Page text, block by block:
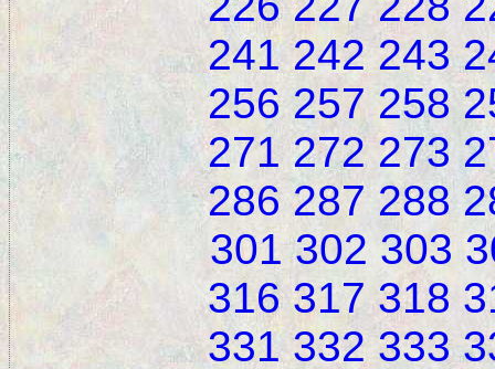
241 242 243
256 257 258
271 272 273
286 287 288
301 302 303
316 317 318
331 332 333